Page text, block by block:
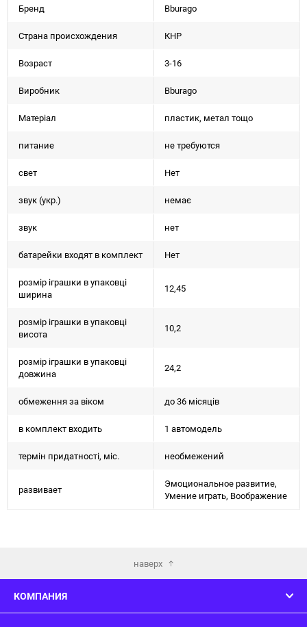
Бренд Bburago
Страна происхождения КНР
Возраст 3-16
Виробник Bburago
Матеріал пластик, метал тощо
питание не требуются
свет Нет
звук (укр.) немає
звук нет
батарейки входят в комплект Нет
розмір іграшки в упаковці
ширина
12,45
розмір іграшки в упаковці
висота
10,2
розмір іграшки в упаковці
довжина
24,2
обмеження за віком до 36 місяців
в комплект входить 1 автомодель
термін придатності, міс. необмежений
развивает
Эмоциональное развитие,
Умение играть, Воображение
наверх
КОМПАНИЯ